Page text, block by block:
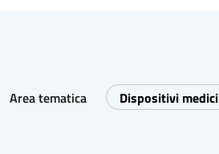
Area tematica Dispositivi medici